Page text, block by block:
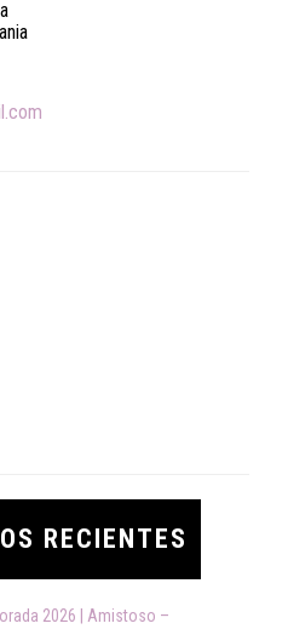
RECIENTES
2026 | Amistoso –